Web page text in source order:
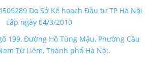
Do Sở Kế hoạch Đầu tư TP Hà Nội
cấp ngày 04/3/2010
199, Đường Hồ Tùng Mậu, Phường Cầu
Từ Liêm, Thành phố Hà Nội.